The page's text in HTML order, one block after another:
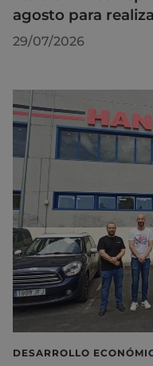
agosto para
29/07/2026
DESARROLLO